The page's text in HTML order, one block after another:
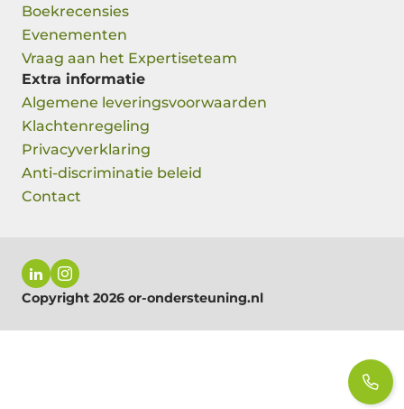
Boekrecensies
Evenementen
Vraag aan het Expertiseteam
Extra informatie
Algemene leveringsvoorwaarden
Klachtenregeling
Privacyverklaring
Anti-discriminatie beleid
Contact
Copyright 2026 or-ondersteuning.nl